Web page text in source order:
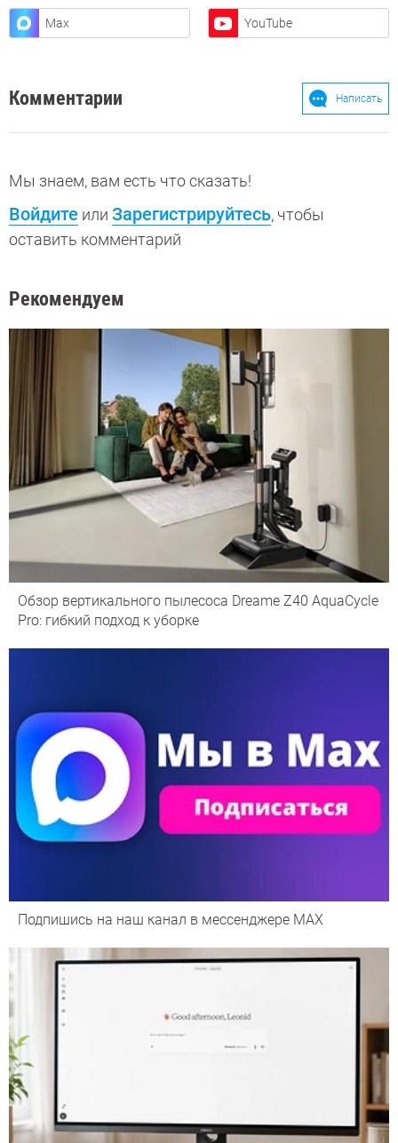
Max YouTube
Комментарии Написать
Мы знаем, вам есть что сказать!
Войдите или Зарегистрируйтесь, чтобы
оставить комментарий
Рекомендуем
Обзор вертикального пылесоса Dreame Z40 AquaCycle
Pro: гибкий подход к уборке
Подпишись на наш канал в мессенджере МАХ